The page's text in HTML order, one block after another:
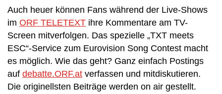
Auch heuer können Fans während der Live-Shows
im ORF TELETEXT ihre Kommentare am TV-
Screen mitverfolgen. Das spezielle „TXT meets
ESC“-Service zum Eurovision Song Contest macht
es möglich. Wie das geht? Ganz einfach Postings
auf debatte.ORF.at verfassen und mitdiskutieren.
Die originellsten Beiträge werden on air gestellt.